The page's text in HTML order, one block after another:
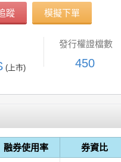
蹤 模擬下單
(上市)
發行權證檔數
450
融券使用率 券資比